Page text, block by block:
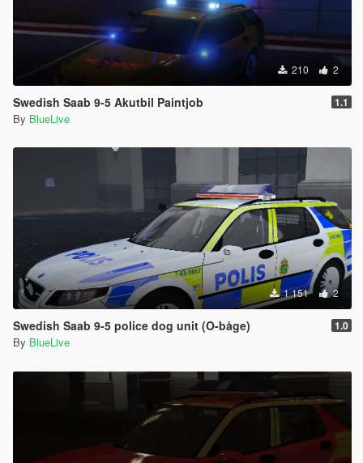
210 2
Swedish Saab 9-5 Akutbil Paintjob 1.1
By BlueLive
1 151 2
Swedish Saab 9-5 police dog unit (O-båge) 1.0
By BlueLive